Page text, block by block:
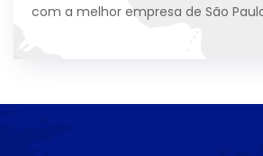
com a melhor empresa de São